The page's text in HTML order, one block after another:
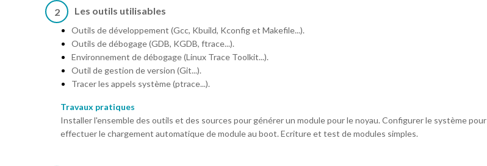
2 Les outils utilisables
Outils de développement (Gcc, Kbuild, Kconfig et Makefile...).
Outils de débogage (GDB, KGDB, ftrace...).
Environnement de débogage (Linux Trace Toolkit...).
Outil de gestion de version (Git...).
Tracer les appels système (ptrace...).
Travaux pratiques
Installer l'ensemble des outils et des sources pour générer un module pour le noyau. Configurer le système pour
effectuer le chargement automatique de module au boot. Ecriture et test de modules simples.